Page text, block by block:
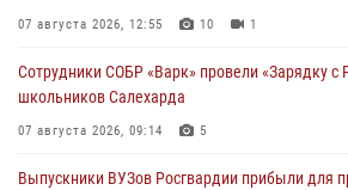
07 августа 2026, 12:55 10 1
Сотрудники СОБР «Варк» провели «Зарядку с
школьников Салехарда
07 августа 2026, 09:14 5
Выпускники ВУЗов Росгвардии прибыли для